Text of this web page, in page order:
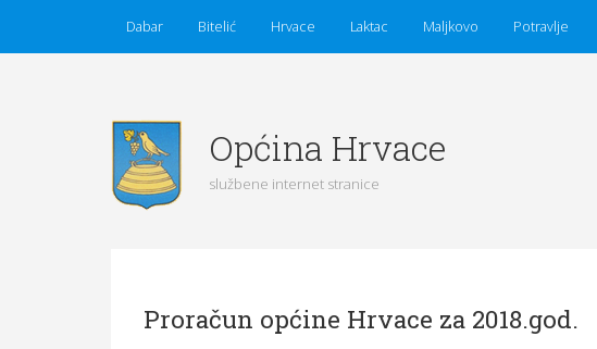
Dabar Bitelić Hrvace Laktac Maljkovo Potravlje
Općina Hrvace
službene internet stranice
Općinska tijela
Proračun općine Hrvace za 2018.god.